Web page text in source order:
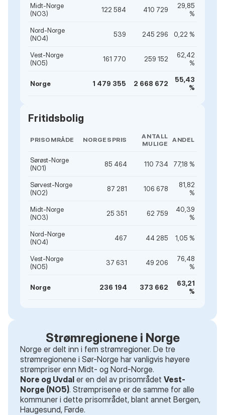
Midt-Norge
(NO3)
122 584 410 729
29,85
%
Nord-Norge
(NO4)
539 245 296 0,22 %
Vest-Norge
(NO5)
161 770 259 152
62,42
%
Norge 1 479 355 2 668 672
55,43
%
Fritidsbolig
PRISOMRÅDE NORGESPRIS
ANTALL
MULIGE
ANDEL
Sørøst-Norge
(NO1)
85 464 110 734 77,18 %
Sørvest-Norge
(NO2)
87 281 106 678
81,82
%
Midt-Norge
(NO3)
25 351 62 759
40,39
%
Nord-Norge
(NO4)
467 44 285 1,05 %
Vest-Norge
(NO5)
37 631 49 206
76,48
%
Norge 236 194 373 662
63,21
%
Strømregionene i Norge
Norge er delt inn i fem strømregioner. De tre
strømregionene i Sør-Norge har vanligvis høyere
strømpriser enn Midt- og Nord-Norge.
Nore og Uvdal er en del av prisområdet Vest-
Norge (NO5). Strømprisene er de samme for alle
kommuner i dette prisområdet, blant annet Bergen,
Haugesund, Førde.